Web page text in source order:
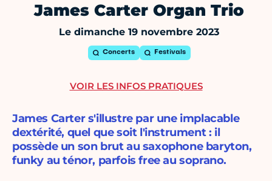
James Carter Organ Trio
Le dimanche 19 novembre 2023
Concerts Festivals
James Carter s'illustre par une implacable
dextérité, quel que soit l'instrument : il
possède un son brut au saxophone baryton,
funky au ténor, parfois free au soprano.
VOIR LES INFOS PRATIQUES